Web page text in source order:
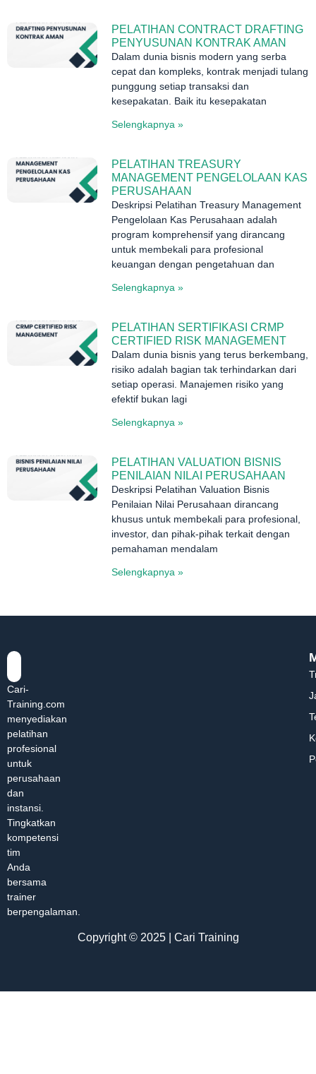
PELATIHAN CONTRACT DRAFTING
PENYUSUNAN KONTRAK AMAN
Dalam dunia bisnis modern yang serba
cepat dan kompleks, kontrak menjadi tulang
punggung setiap transaksi dan
kesepakatan. Baik itu kesepakatan
Selengkapnya »
PELATIHAN TREASURY
MANAGEMENT PENGELOLAAN KAS
PERUSAHAAN
Deskripsi Pelatihan Treasury Management
Pengelolaan Kas Perusahaan adalah
program komprehensif yang dirancang
untuk membekali para profesional
keuangan dengan pengetahuan dan
Selengkapnya »
PELATIHAN SERTIFIKASI CRMP
CERTIFIED RISK MANAGEMENT
Dalam dunia bisnis yang terus berkembang,
risiko adalah bagian tak terhindarkan dari
setiap operasi. Manajemen risiko yang
efektif bukan lagi
Selengkapnya »
PELATIHAN VALUATION BISNIS
PENILAIAN NILAI PERUSAHAAN
Deskripsi Pelatihan Valuation Bisnis
Penilaian Nilai Perusahaan dirancang
khusus untuk membekali para profesional,
investor, dan pihak-pihak terkait dengan
pemahaman mendalam
Selengkapnya »
Cari-
Training.com
menyediakan
pelatihan
profesional
untuk
perusahaan
dan
instansi.
Tingkatkan
kompetensi
tim
Anda
bersama
trainer
berpengalaman.
Copyright © 2025 | Cari Training